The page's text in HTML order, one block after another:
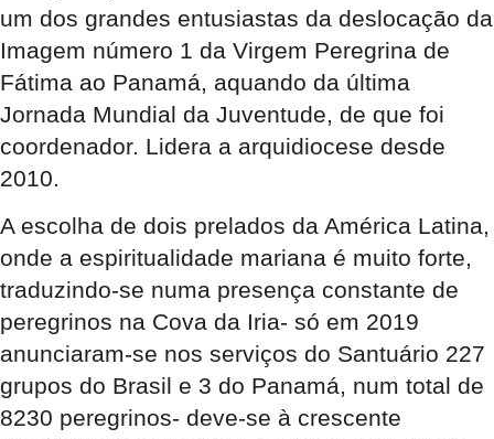
um dos grandes entusiastas da deslocação da
Imagem número 1 da Virgem Peregrina de
Fátima ao Panamá, aquando da última
Jornada Mundial da Juventude, de que foi
coordenador. Lidera a arquidiocese desde
2010.
A escolha de dois prelados da América Latina,
onde a espiritualidade mariana é muito forte,
traduzindo-se numa presença constante de
peregrinos na Cova da Iria- só em 2019
anunciaram-se nos serviços do Santuário 227
grupos do Brasil e 3 do Panamá, num total de
8230 peregrinos- deve-se à crescente